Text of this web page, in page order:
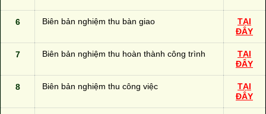
6 Biên bản nghiệm thu bàn giao
TẠI
ĐÂY
7 Biên bản nghiệm thu hoàn thành công trình
TẠI
ĐÂY
8 Biên bản nghiệm thu công việc
TẠI
ĐÂY